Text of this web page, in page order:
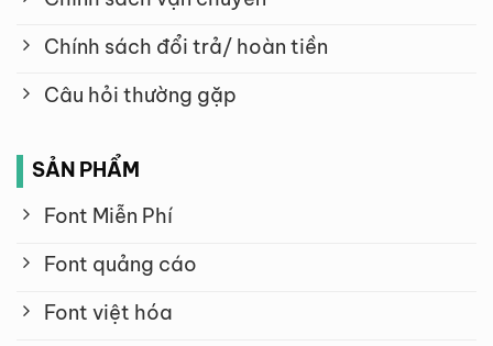
Chính sách đổi trả/ hoàn tiền
Câu hỏi thường gặp
SẢN PHẨM
Font Miễn Phí
Font quảng cáo
Font việt hóa